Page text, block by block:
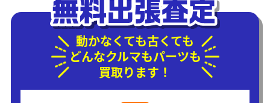
動かなくても古くても
どんなクルマもパーツも
買取ります！